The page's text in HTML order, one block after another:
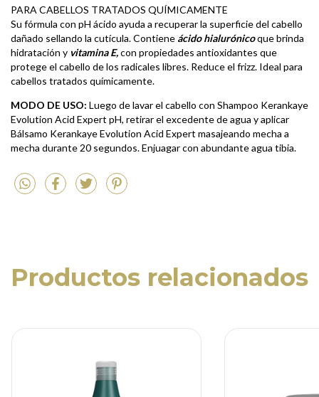
PARA CABELLOS TRATADOS QUÍMICAMENTE
Su fórmula con pH ácido ayuda a recuperar la superficie del cabello
dañado sellando la cutícula. Contiene ácido hialurónicoque brinda
hidratación y vitamina E,con propiedades antioxidantes que
protege el cabello de los radicales libres. Reduce el frizz. Ideal para
cabellos tratados químicamente.
MODO DE USO: Luego de lavar el cabello con Shampoo Kerankaye
Evolution Acid Expert pH, retirar el excedente de agua y aplicar
Bálsamo Kerankaye Evolution Acid Expert masajeando mecha a
mecha durante 20 segundos. Enjuagar con abundante agua tibia.
Productos relacionados